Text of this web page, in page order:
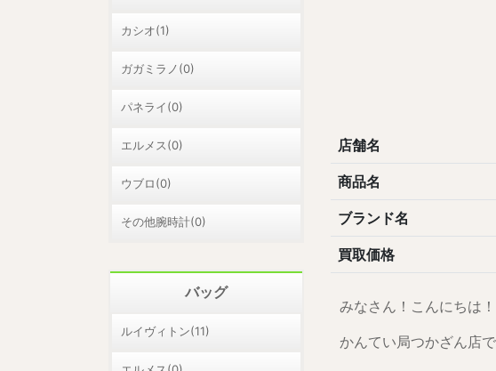
店舗名
商品名
ブランド名
買取価格
みなさん！こんにちは！
かんてい局つかざん店で
カシオ(1)
ガガミラノ(0)
パネライ(0)
エルメス(0)
ウブロ(0)
その他腕時計(0)
バッグ
ルイヴィトン(11)